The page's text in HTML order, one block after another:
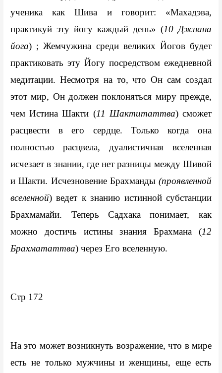
ученика как Шива и говорит: «Махадэва,
практикуй эту йогу каждый день» (10 Джнана
йога) ; Жемчужина среди великих Йогов будет
практиковать эту Йогу посредством ежедневной
медитации. Несмотря на то, что Он сам создал
этот мир, Он должен поклоняться миру прежде,
чем Истина Шакти (11 Шактитаттва) сможет
расцвести в его сердце. Только когда она
полностью расцвела, дуалистичная вселенная
исчезает в знании, где нет разницы между Шивой
и Шакти. Исчезновение Брахманды (проявленной
вселенной) ведет к знанию истинной субстанции
Брахмамайи. Теперь Садхака понимает, как
можно достичь истины знания Брахмана (12
Брахмататтва) через Его вселенную.
Стр 172
На это может возникнуть возражение, что в мире
есть не только мужчины и женщины, еще есть